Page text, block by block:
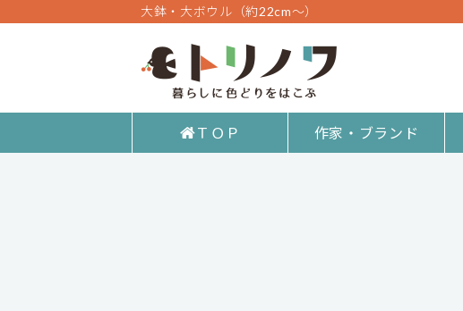
大鉢・大ボウル（約22cm～）
ＴＯＰ 作家・ブランド